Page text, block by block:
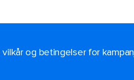
og betingelser for